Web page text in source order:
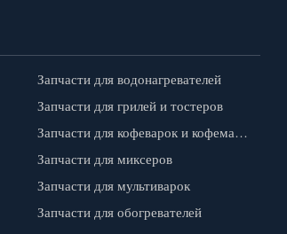
Запчасти для водонагревателей
Запчасти для грилей и тостеров
Запчасти для кофеварок и кофемашин
Запчасти для миксеров
Запчасти для мультиварок
Запчасти для обогревателей